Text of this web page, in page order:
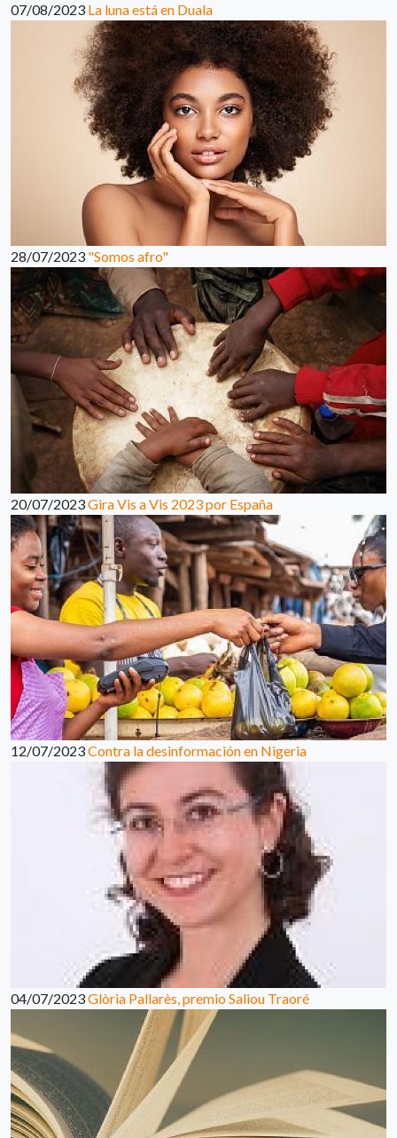
07/08/2023 La luna está en Duala
28/07/2023 "Somos afro"
20/07/2023Gira Vis a Vis 2023 por España
12/07/2023Contra la desinformación en Nigeria
04/07/2023Glòria Pallarès, premio Saliou Traoré